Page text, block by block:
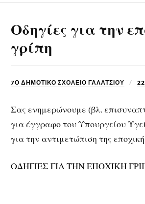
Οδηγίες για την
γρίπη
7Ο ΔΗΜΟΤΙΚΟ ΣΧΟΛΕΙΟ ΓΑΛΑΤΣΙΟΥ
Σας ενημερώνουμε (βλ.
για έγγραφο του Υπουργείου
για την αντιμετώπιση της
ΟΔΗΓΙΕΣ ΓΙΑ ΤΗΝ ΕΠΟΧΙΚΗ